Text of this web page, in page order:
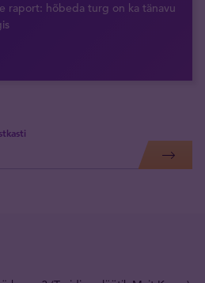
raport: hõbeda turg on ka tänavu